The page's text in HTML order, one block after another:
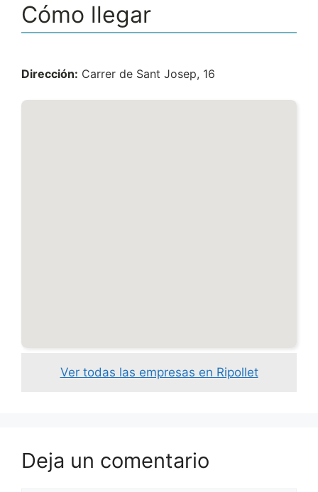
Cómo llegar
Dirección: Carrer de Sant Josep, 16
Ver todas las empresas en Ripollet
Deja un comentario